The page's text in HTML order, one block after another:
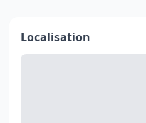
Localisation